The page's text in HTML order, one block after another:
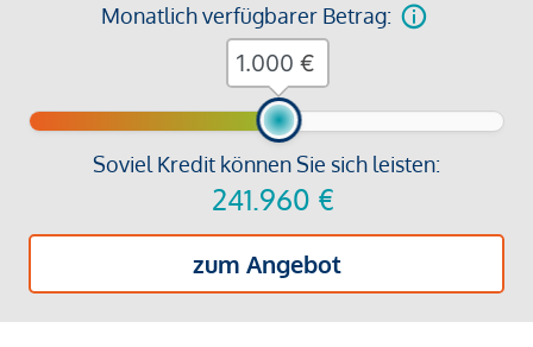
Monatlich verfügbarer Betrag:
Soviel Kredit können Sie sich leisten:
241.960 €
zum Angebot
€